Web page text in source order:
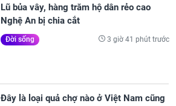
Lũ bủa vây, hàng trăm hộ dân rẻo cao
Nghệ An bị chia cắt
Đời sống 3 giờ 41 phút trước
Đây là loại quả chợ nào ở Việt Nam cũng